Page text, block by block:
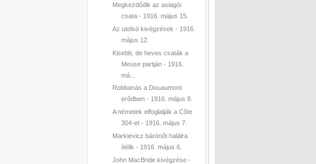
Megkezdődik az asiagói
csata - 1916. május 15.
Az utolsó kivégzések - 1916.
május 12.
Kisebb, de heves csaták a
Meuse partján - 1916.
má...
Robbanás a Douaumont
erődben - 1916. május 8.
A németek elfoglalják a Côte
304-et - 1916. május 7.
Markievicz bárónőt halálra
ítélik - 1916. május 6.
John MacBride kivégzése -